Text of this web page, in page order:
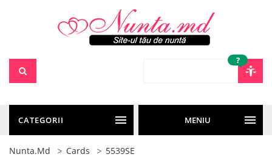
?
CATEGORII MENIU
Nunta.md Cards 5539SE